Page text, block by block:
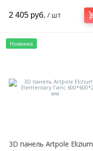
2 405 руб. / шт
Новинка
3D панель Artpole Elizium